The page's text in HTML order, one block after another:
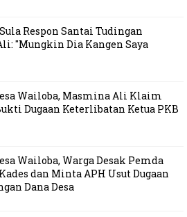
Respon Santai Tudingan
"Mungkin Dia Kangen Saya
Wailoba, Masmina Ali Klaim
Dugaan Keterlibatan Ketua PKB
Wailoba, Warga Desak Pemda
dan Minta APH Usut Dugaan
Dana Desa